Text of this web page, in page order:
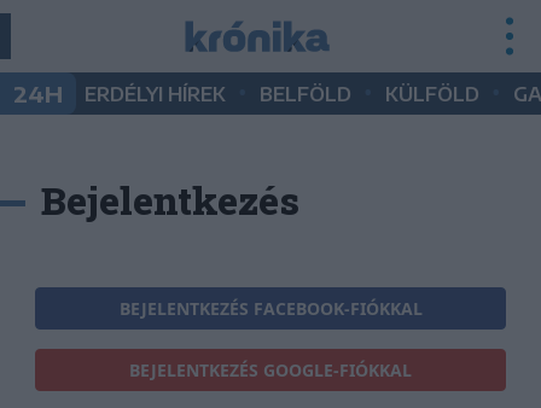
24H ERDÉLYI HÍREK BELFÖLD KÜLFÖLD
Bejelentkezés
BEJELENTKEZÉS FACEBOOK-FIÓKKAL
BEJELENTKEZÉS GOOGLE-FIÓKKAL